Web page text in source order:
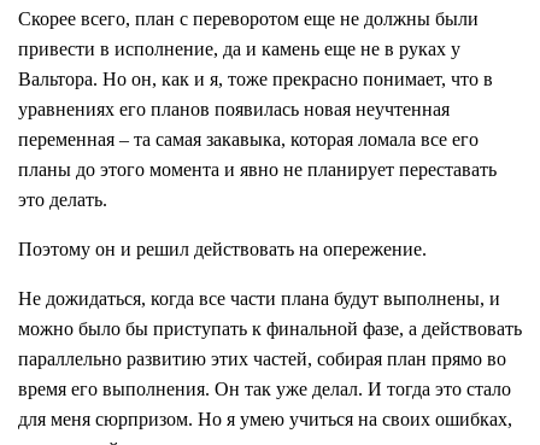
Скорее всего, план с переворотом еще не должны были
привести в исполнение, да и камень еще не в руках у
Вальтора. Но он, как и я, тоже прекрасно понимает, что в
уравнениях его планов появилась новая неучтенная
переменная – та самая закавыка, которая ломала все его
планы до этого момента и явно не планирует переставать
это делать.
Поэтому он и решил действовать на опережение.
Не дожидаться, когда все части плана будут выполнены, и
можно было бы приступать к финальной фазе, а действовать
параллельно развитию этих частей, собирая план прямо во
время его выполнения. Он так уже делал. И тогда это стало
для меня сюрпризом. Но я умею учиться на своих ошибках,